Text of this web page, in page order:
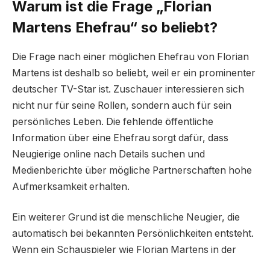
Warum ist die Frage „Florian
Martens Ehefrau“ so beliebt?
Die Frage nach einer möglichen Ehefrau von Florian
Martens ist deshalb so beliebt, weil er ein prominenter
deutscher TV-Star ist. Zuschauer interessieren sich
nicht nur für seine Rollen, sondern auch für sein
persönliches Leben. Die fehlende öffentliche
Information über eine Ehefrau sorgt dafür, dass
Neugierige online nach Details suchen und
Medienberichte über mögliche Partnerschaften hohe
Aufmerksamkeit erhalten.
Ein weiterer Grund ist die menschliche Neugier, die
automatisch bei bekannten Persönlichkeiten entsteht.
Wenn ein Schauspieler wie Florian Martens in der